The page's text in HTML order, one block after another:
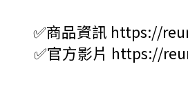
✅商品資訊 https://
✅官方影片 https://